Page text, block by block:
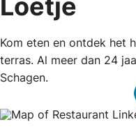
Loetje
Kom eten en ontdek het
terras. Al meer dan 24
Schagen.